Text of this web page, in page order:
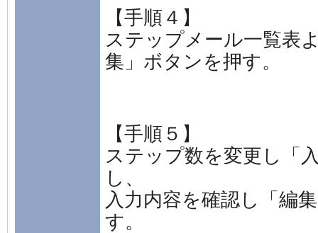
【手順４】
ステップメール一覧表
集」ボタンを押す。
【手順５】
ステップ数を変更し「
し、
入力内容を確認し「編
す。